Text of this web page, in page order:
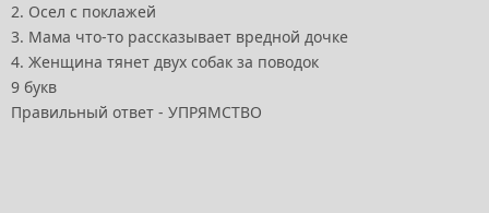
2. Осел с поклажей
3. Мама что-то рассказывает вредной дочке
4. Женщина тянет двух собак за поводок
9 букв
Правильный ответ - УПРЯМСТВО